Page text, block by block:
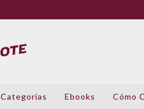
Categorías Ebooks Cómo